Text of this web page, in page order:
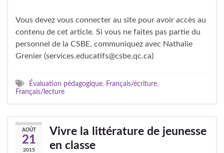
Vous devez vous connecter au site pour avoir accès au
contenu de cet article. Si vous ne faites pas partie du
personnel de la CSBE, communiquez avec Nathalie
Grenier (services.educatifs@csbe.qc.ca)
Évaluation pédagogique, Français/écriture,
Français/lecture
AOÛT
21
2015
Vivre la littérature de jeunesse
en classe